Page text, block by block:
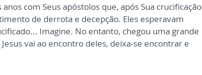
com Seus apóstolos que, após Sua crucificação
de derrota e decepção. Eles esperavam
Imagine. No entanto, chegou uma grande
vai ao encontro deles, deixa-se encontrar e